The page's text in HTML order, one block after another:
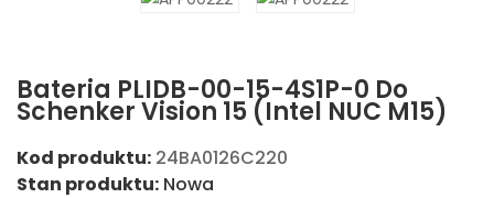
Bateria PLIDB-00-15-4S1P-0 Do
Schenker Vision 15 (Intel NUC M15)
Kod produktu: 24BA0126C220
Stan produktu: Nowa